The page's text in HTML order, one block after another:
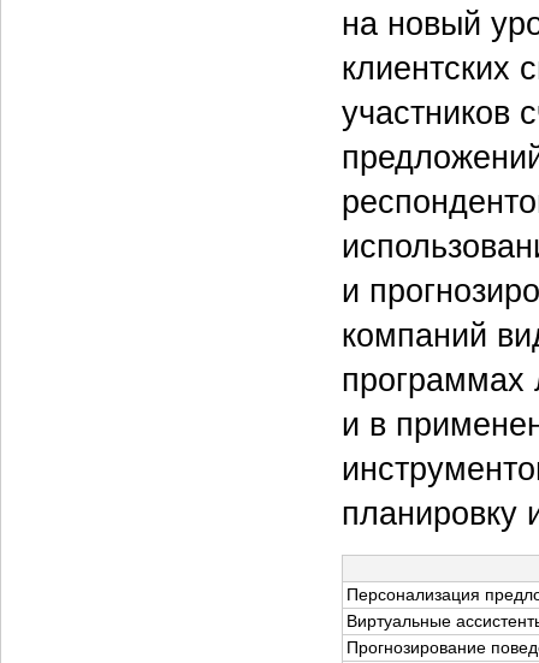
на новый
клиентских
участников
и
компаний
программах
и в
планировку
Персонализация
Виртуальные
Прогнозирование